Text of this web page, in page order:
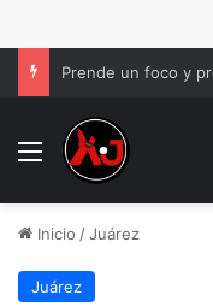
Menu
Inicio /Juárez
Juárez